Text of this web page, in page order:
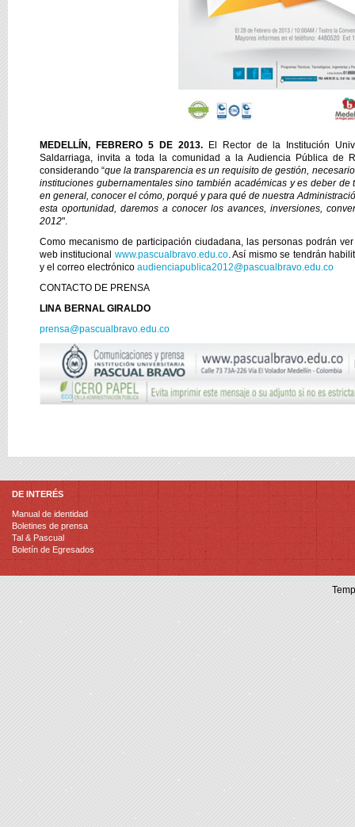
MEDELLÍN, FEBRERO 5 DE 2013.El Rector de la Institución
Saldarriaga, invita a toda la comunidad a la Audiencia Pública de
considerando “que la transparencia es un requisito de gestión,
instituciones gubernamentales sino también académicas y es deber
en general, conocer el cómo, porqué y para qué de nuestra
esta oportunidad, daremos a conocer los avances, inversiones,
2012".
Como mecanismo de participación ciudadana, las personas podrán
web institucional www.pascualbravo.edu.co. Así mismo se tendrán
y el correo electrónico audienciapublica2012@pascualbravo.edu.co
CONTACTO DE PRENSA
LINA BERNAL GIRALDO
prensa@pascualbravo.edu.co
DE INTERÉS
Manual de identidad
Boletines de prensa
Tal & Pascual
Boletín de Egresados